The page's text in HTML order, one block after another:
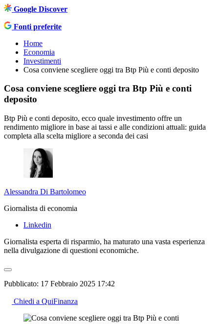
Google Discover
Fonti preferite
Home
Economia
Investimenti
Cosa conviene scegliere oggi tra Btp Più e conti deposito
Cosa conviene scegliere oggi tra Btp Più e conti
deposito
Btp Più e conti deposito, ecco quale investimento offre un
rendimento migliore in base ai tassi e alle condizioni attuali: guida
completa alla scelta migliore a seconda dei casi
Alessandra Di Bartolomeo
Giornalista di economia
Linkedin
Giornalista esperta di risparmio, ha maturato una vasta esperienza
nella divulgazione di questioni economiche.
Pubblicato: 17 Febbraio 2025 17:42
Chiedi a QuiFinanza